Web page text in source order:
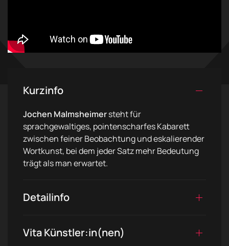
Kurzinfo
Jochen Malmsheimersteht für
sprachgewaltiges, pointenscharfes Kabarett
zwischen feiner Beobachtung und eskalierender
Wortkunst, bei dem jeder Satz mehr Bedeutung
trägt als man erwartet.
Detailinfo
Vita Künstler:in(nen)